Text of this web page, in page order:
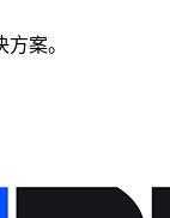
案。